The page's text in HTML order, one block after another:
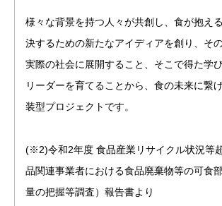
様々な背景を持つ人々が共創し、食が抱え
決するための新たなアイディアを創り、そ
実際の社会に展開すること、そこで得た学
リーダーを育てることから、食の未来に繋
装型プロジェクトです。
(※2)令和2年度 食品産業リサイクル状況等
品関連事業者における食品廃棄物等の可食
量の把握等調査）報告書より